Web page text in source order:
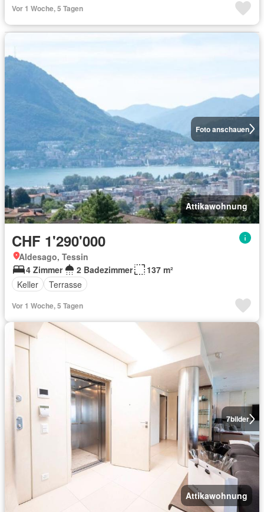
Vor 1 Woche, 5 Tagen
Foto anschauen
Attikawohnung
CHF 1'290'000
Aldesago, Tessin
4 Zimmer
2 Badezimmer
137 m²
Keller
Terrasse
Vor 1 Woche, 5 Tagen
7bilder
Attikawohnung